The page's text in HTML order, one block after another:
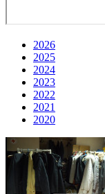
2026
2025
2024
2023
2022
2021
2020